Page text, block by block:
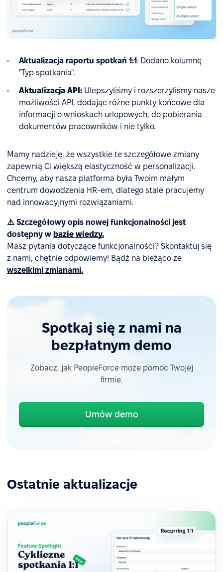
Aktualizacja raportu spotkań 1:1 : Dodano kolumnę
"Typ spotkania".
Aktualizacja API: Ulepszyliśmy i rozszerzyliśmy nasze
możliwości API, dodając różne punkty końcowe dla
informacji o wnioskach urlopowych, do pobierania
dokumentów pracowników i nie tylko.
Mamy nadzieję, że wszystkie te szczegółowe zmiany
zapewnią Ci większą elastyczność w personalizacji.
Chcemy, aby nasza platforma była Twoim małym
centrum dowodzenia HR-em, dlatego stale pracujemy
nad innowacyjnymi rozwiązaniami.
⚠️ Szczegółowy opis nowej funkcjonalności jest
dostępny w bazie wiedzy.
Masz pytania dotyczące funkcjonalności? Skontaktuj się
z nami, chętnie odpowiemy! Bądź na bieżąco ze
wszelkimi zmianami.
Spotkaj się z nami na
bezpłatnym demo
Zobacz, jak PeopleForce może pomóc Twojej
firmie.
Umów demo
Ostatnie aktualizacje